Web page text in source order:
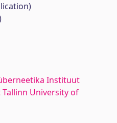
Instituut
University of